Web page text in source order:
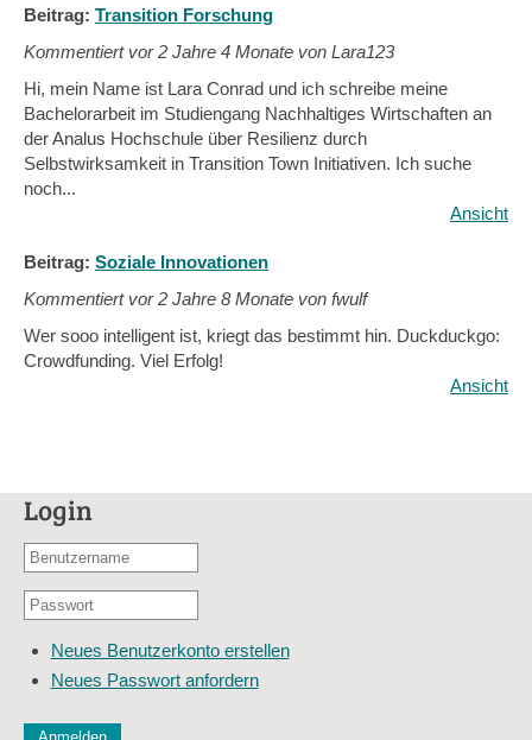
Beitrag: Transition Forschung
Kommentiert vor2 Jahre 4 Monate von Lara123
Hi, mein Name ist Lara Conrad und ich schreibe meine
Bachelorarbeit im Studiengang Nachhaltiges Wirtschaften an
der Analus Hochschule über Resilienz durch
Selbstwirksamkeit in Transition Town Initiativen. Ich suche
noch...
Ansicht
Beitrag: Soziale Innovationen
Kommentiert vor2 Jahre 8 Monate von fwulf
Wer sooo intelligent ist, kriegt das bestimmt hin. Duckduckgo:
Crowdfunding. Viel Erfolg!
Ansicht
Login
Benutzername
E-
Adresse
Passwort
Neues Benutzerkonto erstellen
Neues Passwort anfordern